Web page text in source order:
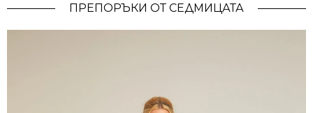
ПРЕПОРЪКИ ОТ СЕДМИЦАТА